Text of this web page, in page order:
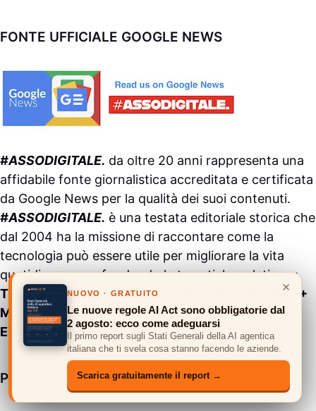
FONTE UFFICIALE GOOGLE NEWS
#ASSODIGITALE. da oltre 20 anni rappresenta una
affidabile fonte giornalistica accreditata e certificata
da Google News per la qualità dei suoi contenuti.
#ASSODIGITALE. è una testata editoriale storica che
dal 2004 ha la missione di raccontare come la
tecnologia può essere utile per migliorare la vita
quotidiana approfondendo le tematiche relative a:
TECH & FINTECH + AI + CRYPTO + BLOCKCHAIN +
METAVERSE & LIFESTYLE + IOT + AUTOMOTIVE +
EV + SMART CITIES + GAMING + STARTUP.
PUBBLICITA’ COMUNICATI STAMPA
×
NUOVO · GRATUITO
Le nuove regole AI Act sono obbligatorie dal
2 agosto: ecco come adeguarsi
Il primo report sugli Stati Generali della AI agentica
italiana che ti svela cosa stanno facendo le aziende.
Scarica gratuitamente il report →